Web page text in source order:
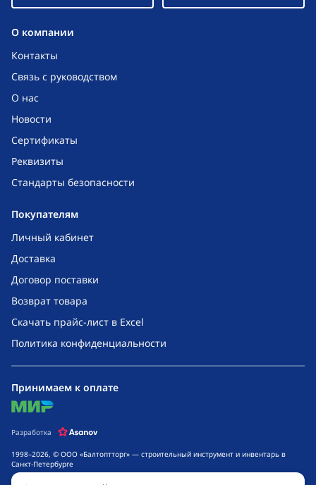
O компании
Контакты
Связь с руководством
О нас
Новости
Сертификаты
Реквизиты
Стандарты безопасности
Покупателям
Личный кабинет
Доставка
Договор поставки
Возврат товара
Скачать прайс-лист в Excel
Политика конфиденциальности
1998–2026, © ООО «Балтоптторг» — строительный инструмент и инвентарь в
Санкт-Петербурге
Обращаем ваше внимание на то, что данный интернет-сайт носит исключительно
Принимаем к оплате
mir
Разработка